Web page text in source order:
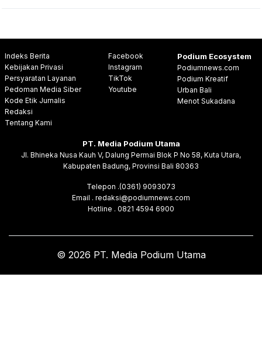
Indeks Berita
Kebijakan Privasi
Persyaratan Layanan
Pedoman Media Siber
Kode Etik Jurnalis
Redaksi
Tentang Kami
Facebook
Instagram
TikTok
Youtube
Podium Ecosystem
Podiumnews.com
Podium Kreatif
Urban Bali
Menot Sukadana
PT. Media Podium Utama
Jl. Bhineka Nusa Kauh V, Dalung Permai Blok P No 58, Kuta Utara,
Kabupaten Badung, Provinsi Bali 80363
Telepon .(0361) 9093073
Email . redaksi@podiumnews.com
Hotline . 0821 4594 6900
© 2026 PT. Media Podium Utama